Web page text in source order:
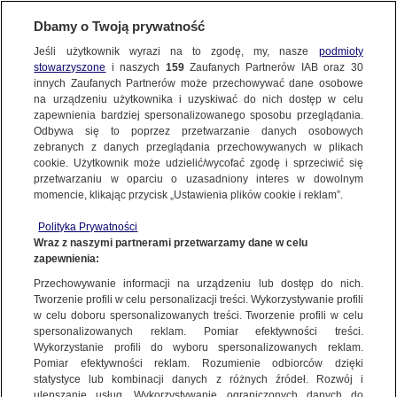
BIURO REKLAMY TVN MEDIA
WYBIERZ STACJĘ
TVN
TVN 7
TTV
METRO
TVN24
TVN24 BIS
EUROSPORT 1
EUROSPORT 2
Discovery
Discovery Historia
Discovery Science
Animal Planet HD
TVN Style
Travel Channel
TLC
HGTV
FOOD NETWORK
TVN Fabuła
TVN to jedna z najbardziej dynamicznie rozwijających się stacji
telewizyjnych w Europie. TVN oferuje wysokiej jakości
programy rozrywkowe oraz wiarygodne, rzetelne i niezależne
audycje informacyjne i publicystyczne. Wyróżniana i
nominowana do wielu nagród jest postrzegana jako telewizja
nowatorska, wyznaczająca nowe trendy na polskim rynku
medialnym. Atrakcyjna oferta programowa TVN tworzy
wizerunek nowoczesnej, dynamicznej i innowacyjnej telewizji.
Widzowie postrzegają TVN jako stację, która kreuje gwiazdy, a
jednocześnie jest im bliska, inspirująca i prawdziwa.
CO ZA TYDZIEŃ
Ćwierć wieku na antenie i wciąż na szczycie. „Co za tydzień” –
Dbamy o Twoją prywatność
Jeśli użytkownik wyrazi na to zgodę, my, nasze podmioty
stowarzyszone i naszych 159Zaufanych Partnerów IAB oraz 30
innych Zaufanych Partnerów może przechowywać dane osobowe
na urządzeniu użytkownika i uzyskiwać do nich dostęp w celu
zapewnienia bardziej spersonalizowanego sposobu przeglądania.
Odbywa się to poprzez przetwarzanie danych osobowych
zebranych z danych przeglądania przechowywanych w plikach
cookie. Użytkownik może udzielić/wycofać zgodę i sprzeciwić się
przetwarzaniu w oparciu o uzasadniony interes w dowolnym
momencie, klikając przycisk „Ustawienia plików cookie i reklam”.
Polityka Prywatności
Wraz z naszymi partnerami przetwarzamy dane w celu
zapewnienia:
Przechowywanie informacji na urządzeniu lub dostęp do nich.
Tworzenie profili w celu personalizacji treści. Wykorzystywanie profili
w celu doboru spersonalizowanych treści. Tworzenie profili w celu
spersonalizowanych reklam. Pomiar efektywności treści.
Wykorzystanie profili do wyboru spersonalizowanych reklam.
Pomiar efektywności reklam. Rozumienie odbiorców dzięki
statystyce lub kombinacji danych z różnych źródeł. Rozwój i